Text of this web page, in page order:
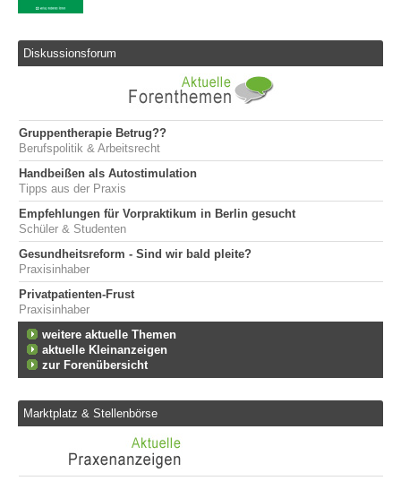
Diskussionsforum
Gruppentherapie Betrug??
Berufspolitik & Arbeitsrecht
Handbeißen als Autostimulation
Tipps aus der Praxis
Empfehlungen für Vorpraktikum in Berlin gesucht
Schüler & Studenten
Gesundheitsreform - Sind wir bald pleite?
Praxisinhaber
Privatpatienten-Frust
Praxisinhaber
weitere aktuelle Themen
aktuelle Kleinanzeigen
zur Forenübersicht
Marktplatz & Stellenbörse